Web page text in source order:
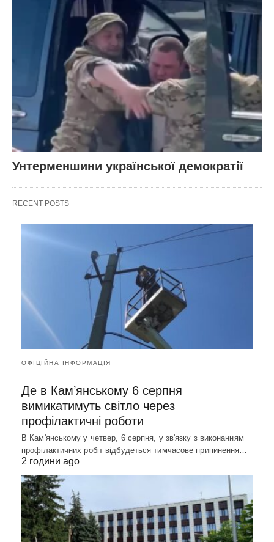
Унтерменшини української демократії
RECENT POSTS
ОФІЦІЙНА ІНФОРМАЦІЯ
Де в Кам’янському 6 серпня
вимикатимуть світло через
профілактичні роботи
В Кам'янському у четвер, 6 серпня, у зв'язку з виконанням
профілактичних робіт відбудеться тимчасове припинення…
2 години ago